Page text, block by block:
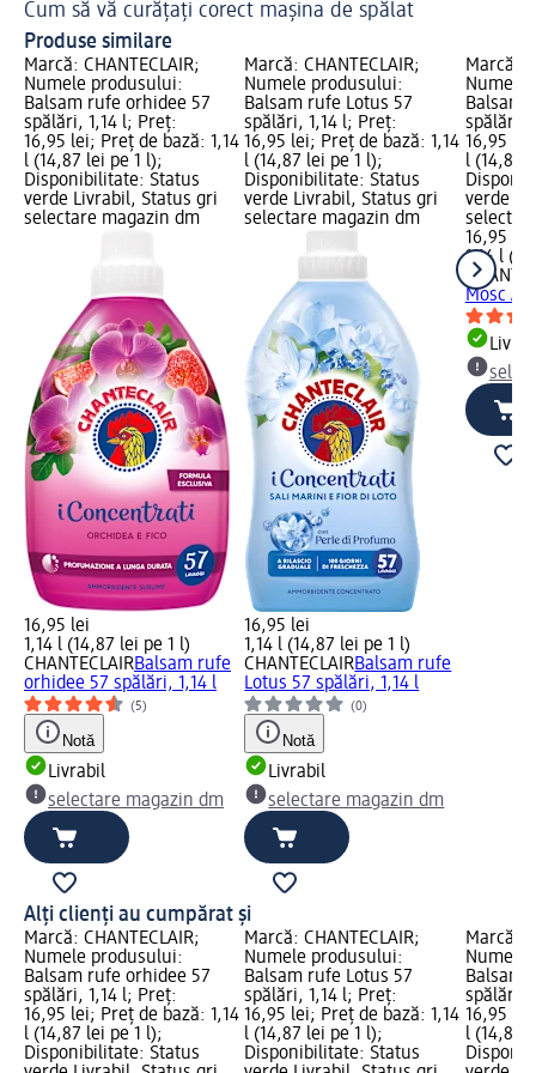
Cum să vă curățați corect mașina de spălat
Produse similare
Marcă: CHANTECLAIR;
Numele produsului:
Balsam rufe orhidee 57
spălări, 1,14 l; Preț:
16,95 lei; Preț de bază: 1,14
l (14,87 lei pe 1 l);
Disponibilitate: Status
verde Livrabil, Status gri
selectare magazin dm
16,95 lei
1,14 l (14,87 lei pe 1 l)
CHANTECLAIRBalsam rufe
orhidee 57 spălări, 1,14 l
(5)
Notă
Livrabil
selectare magazin dm
Marcă: CHANTECLAIR;
Numele produsului:
Balsam rufe Lotus 57
spălări, 1,14 l; Preț:
16,95 lei; Preț de bază: 1,14
l (14,87 lei pe 1 l);
Disponibilitate: Status
verde Livrabil, Status gri
selectare magazin dm
16,95 lei
1,14 l (14,87 lei pe 1 l)
CHANTECLAIRBalsam rufe
Lotus 57 spălări, 1,14 l
(0)
Notă
Livrabil
selectare magazin dm
Marcă:
Numele
Balsam
spălări,
16,95
l (14,87
verde
16,95 lei
1,14 l
Mosc
Alți clienți au cumpărat și
Marcă: CHANTECLAIR;
Numele produsului:
Balsam rufe orhidee 57
spălări, 1,14 l; Preț:
16,95 lei; Preț de bază: 1,14
l (14,87 lei pe 1 l);
Disponibilitate: Status
Marcă: CHANTECLAIR;
Numele produsului:
Balsam rufe Lotus 57
spălări, 1,14 l; Preț:
16,95 lei; Preț de bază: 1,14
l (14,87 lei pe 1 l);
Disponibilitate: Status
Marcă:
Numele
Balsam
spălări,
16,95
l (14,87